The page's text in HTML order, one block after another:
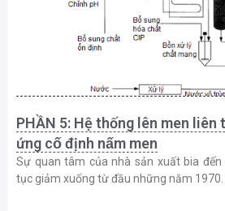
PHẦN 5: Hệ thống lên men liên
ứng cố định nấm men
Sự quan tâm của nhà sản xuất bia
tục giảm xuống từ đầu những năm 1970.